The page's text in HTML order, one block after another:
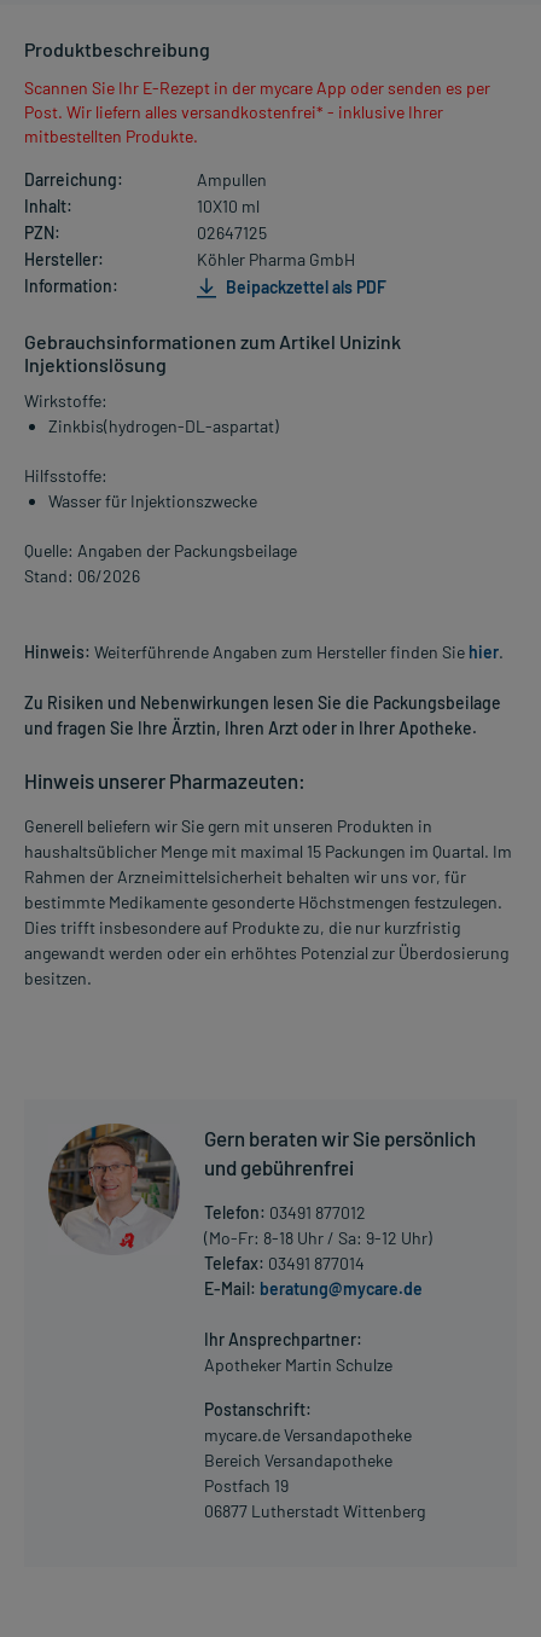
Produktbeschreibung
Scannen Sie Ihr E-Rezept in der mycare App oder senden es per
Post. Wir liefern alles versandkostenfrei* - inklusive Ihrer
mitbestellten Produkte.
Darreichung:
Ampullen
Inhalt:
10X10 ml
PZN:
02647125
Hersteller:
Köhler Pharma GmbH
Information:
Beipackzettel als PDF
Gebrauchsinformationen zum Artikel Unizink
Injektionslösung
Wirkstoffe:
Zinkbis(hydrogen-DL-aspartat)
Hilfsstoffe:
Wasser für Injektionszwecke
Quelle: Angaben der Packungsbeilage
Stand: 06/2026
Hinweis: Weiterführende Angaben zum Hersteller finden Sie hier.
Zu Risiken und Nebenwirkungen lesen Sie die Packungsbeilage
und fragen Sie Ihre Ärztin, Ihren Arzt oder in Ihrer Apotheke.
Hinweis unserer Pharmazeuten:
Generell beliefern wir Sie gern mit unseren Produkten in
haushaltsüblicher Menge mit maximal 15 Packungen im Quartal. Im
Rahmen der Arzneimittelsicherheit behalten wir uns vor, für
bestimmte Medikamente gesonderte Höchstmengen festzulegen.
Dies trifft insbesondere auf Produkte zu, die nur kurzfristig
angewandt werden oder ein erhöhtes Potenzial zur Überdosierung
besitzen.
Gern beraten wir Sie persönlich
und gebührenfrei
Telefon: 03491 877012
(Mo-Fr: 8-18 Uhr / Sa: 9-12 Uhr)
Telefax: 03491 877014
E-Mail: beratung@mycare.de
Ihr Ansprechpartner:
Apotheker Martin Schulze
Postanschrift:
mycare.de Versandapotheke
Bereich Versandapotheke
Postfach 19
06877 Lutherstadt Wittenberg